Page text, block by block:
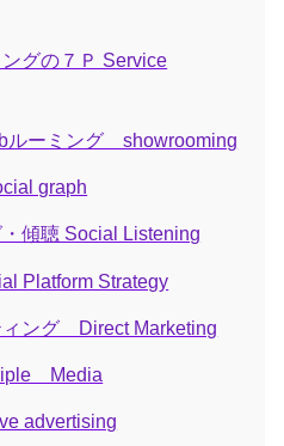
グの７Ｐ Service
ルーミング showrooming
graph
傾聴 Social Listening
Platform Strategy
ィング Direct Marketing
Media
advertising